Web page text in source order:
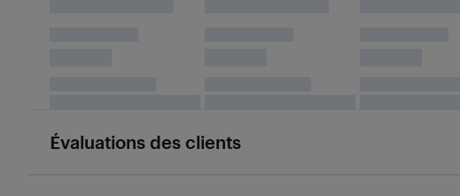
Évaluations des clients